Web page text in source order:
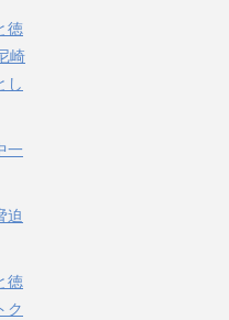
徳
崎
し
一
迫
徳
ク